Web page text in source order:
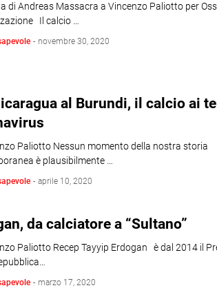
di Andreas Massacra a Vincenzo Paliotto per
Il calcio …
- novembre 30, 2020
al Burundi, il calcio ai
Paliotto Nessun momento della nostra storia
è plausibilmente …
- aprile 10, 2020
da calciatore a “Sultano”
Paliotto Recep Tayyip Erdogan è dal 2014 il
- marzo 17, 2020